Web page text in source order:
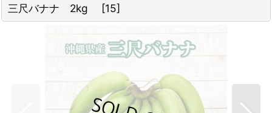
三尺バナナ 2kg [15]